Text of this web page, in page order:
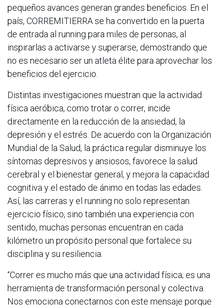
pequeños avances generan grandes beneficios. En el
país, CORREMITIERRA se ha convertido en la puerta
de entrada al running para miles de personas, al
inspirarlas a activarse y superarse, demostrando que
no es necesario ser un atleta élite para aprovechar los
beneficios del ejercicio.
Distintas investigaciones muestran que la actividad
física aeróbica, como trotar o correr, incide
directamente en la reducción de la ansiedad, la
depresión y el estrés. De acuerdo con la Organización
Mundial de la Salud, la práctica regular disminuye los
síntomas depresivos y ansiosos, favorece la salud
cerebral y el bienestar general, y mejora la capacidad
cognitiva y el estado de ánimo en todas las edades.
Así, las carreras y el running no solo representan
ejercicio físico, sino también una experiencia con
sentido, muchas personas encuentran en cada
kilómetro un propósito personal que fortalece su
disciplina y su resiliencia.
“Correr es mucho más que una actividad física; es una
herramienta de transformación personal y colectiva.
Nos emociona conectarnos con este mensaje porque